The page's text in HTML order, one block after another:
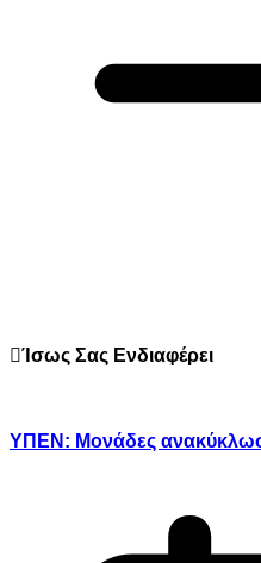
Ίσως Σας Ενδιαφέρει
ΥΠΕΝ: Μονάδες